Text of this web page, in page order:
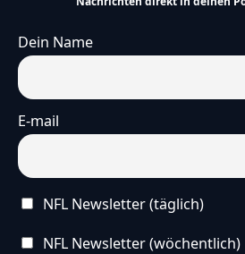
Dein Name
E-mail
NFL Newsletter (täglich)
NFL Newsletter (wöchentlich)